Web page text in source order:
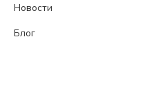
Новости
Блог